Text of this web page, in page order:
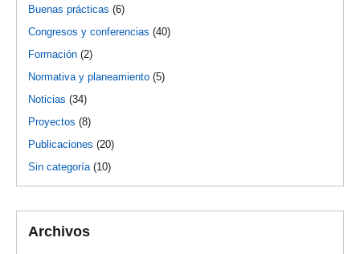
Buenas prácticas (6)
Congresos y conferencias (40)
Formación (2)
Normativa y planeamiento (5)
Noticias (34)
Proyectos (8)
Publicaciones (20)
Sin categoría (10)
Archivos